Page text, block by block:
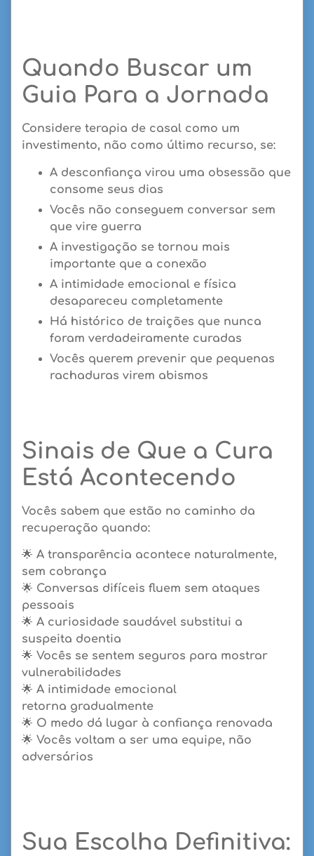
Quando Buscar um
Guia Para a Jornada
Considere terapia de casal como um
investimento, não como último recurso, se:
A desconfiança virou uma obsessão que
consome seus dias
Vocês não conseguem conversar sem
que vire guerra
A investigação se tornou mais
importante que a conexão
A intimidade emocional e física
desapareceu completamente
Há histórico de traições que nunca
foram verdadeiramente curadas
Vocês querem prevenir que pequenas
rachaduras virem abismos
Sinais de Que a Cura
Está Acontecendo
Vocês sabem que estão no caminho da
recuperação quando:
🌟 A transparência acontece naturalmente,
sem cobrança
🌟 Conversas difíceis fluem sem ataques
pessoais
🌟 A curiosidade saudável substitui a
suspeita doentia
🌟 Vocês se sentem seguros para mostrar
vulnerabilidades
🌟 A intimidade emocional
retorna gradualmente
🌟 O medo dá lugar à confiança renovada
🌟 Vocês voltam a ser uma equipe, não
adversários
Sua Escolha Definitiva: